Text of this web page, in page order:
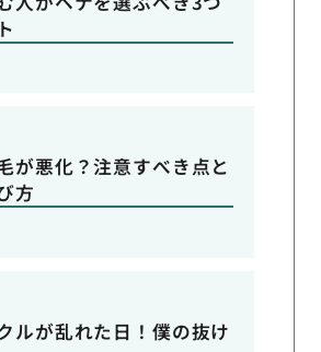
が悪化？注意すべき点と
方
ルが乱れた日！僕の抜け